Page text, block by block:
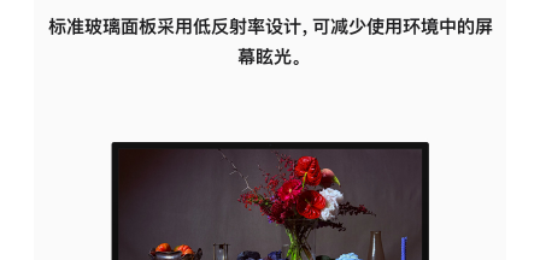
标准玻璃面板采用低反射率设计，可减少使用环境中的屏
幕眩光。